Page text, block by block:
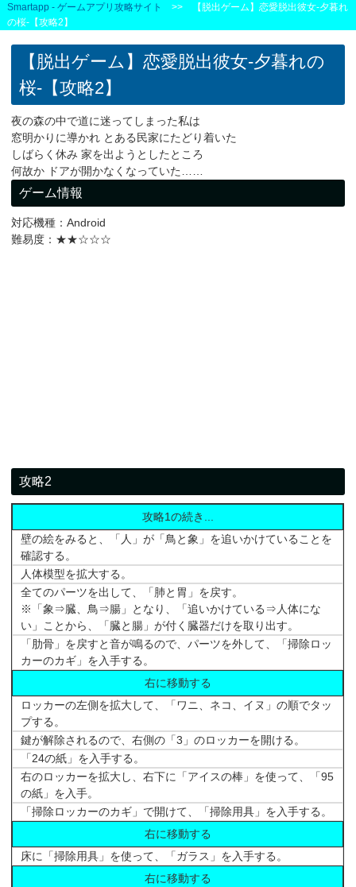
Smartapp - ゲームアプリ攻略サイト
>> 【脱出ゲーム】恋愛脱出彼女-夕暮れ
の桜-【攻略2】
【脱出ゲーム】恋愛脱出彼女-夕暮れの
桜-【攻略2】
夜の森の中で道に迷ってしまった私は
窓明かりに導かれ とある民家にたどり着いた
しばらく休み 家を出ようとしたところ
何故か ドアが開かなくなっていた……
ゲーム情報
対応機種：Android
難易度：★★☆☆☆
攻略2
攻略1の続き...
壁の絵をみると、「人」が「鳥と象」を追いかけていることを
確認する。
人体模型を拡大する。
全てのパーツを出して、「肺と胃」を戻す。
※「象⇒臓、鳥⇒腸」となり、「追いかけている⇒人体にな
い」ことから、「臓と腸」が付く臓器だけを取り出す。
「肋骨」を戻すと音が鳴るので、パーツを外して、「掃除ロッ
カーのカギ」を入手する。
右に移動する
ロッカーの左側を拡大して、「ワニ、ネコ、イヌ」の順でタッ
プする。
鍵が解除されるので、右側の「3」のロッカーを開ける。
「24の紙」を入手する。
右のロッカーを拡大し、右下に「アイスの棒」を使って、「95
の紙」を入手。
「掃除ロッカーのカギ」で開けて、「掃除用具」を入手する。
右に移動する
床に「掃除用具」を使って、「ガラス」を入手する。
右に移動する